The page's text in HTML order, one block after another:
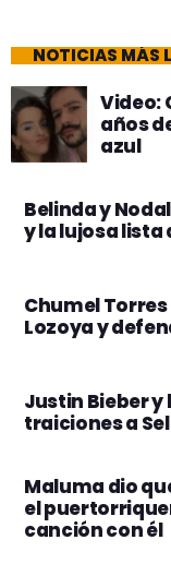
NOTICIAS MÁS
Video:
años
azul
Belinda y
y la lujosa lista
Chumel
Lozoya y
Justin Bieber
traiciones a
Maluma dio
el
canción con él